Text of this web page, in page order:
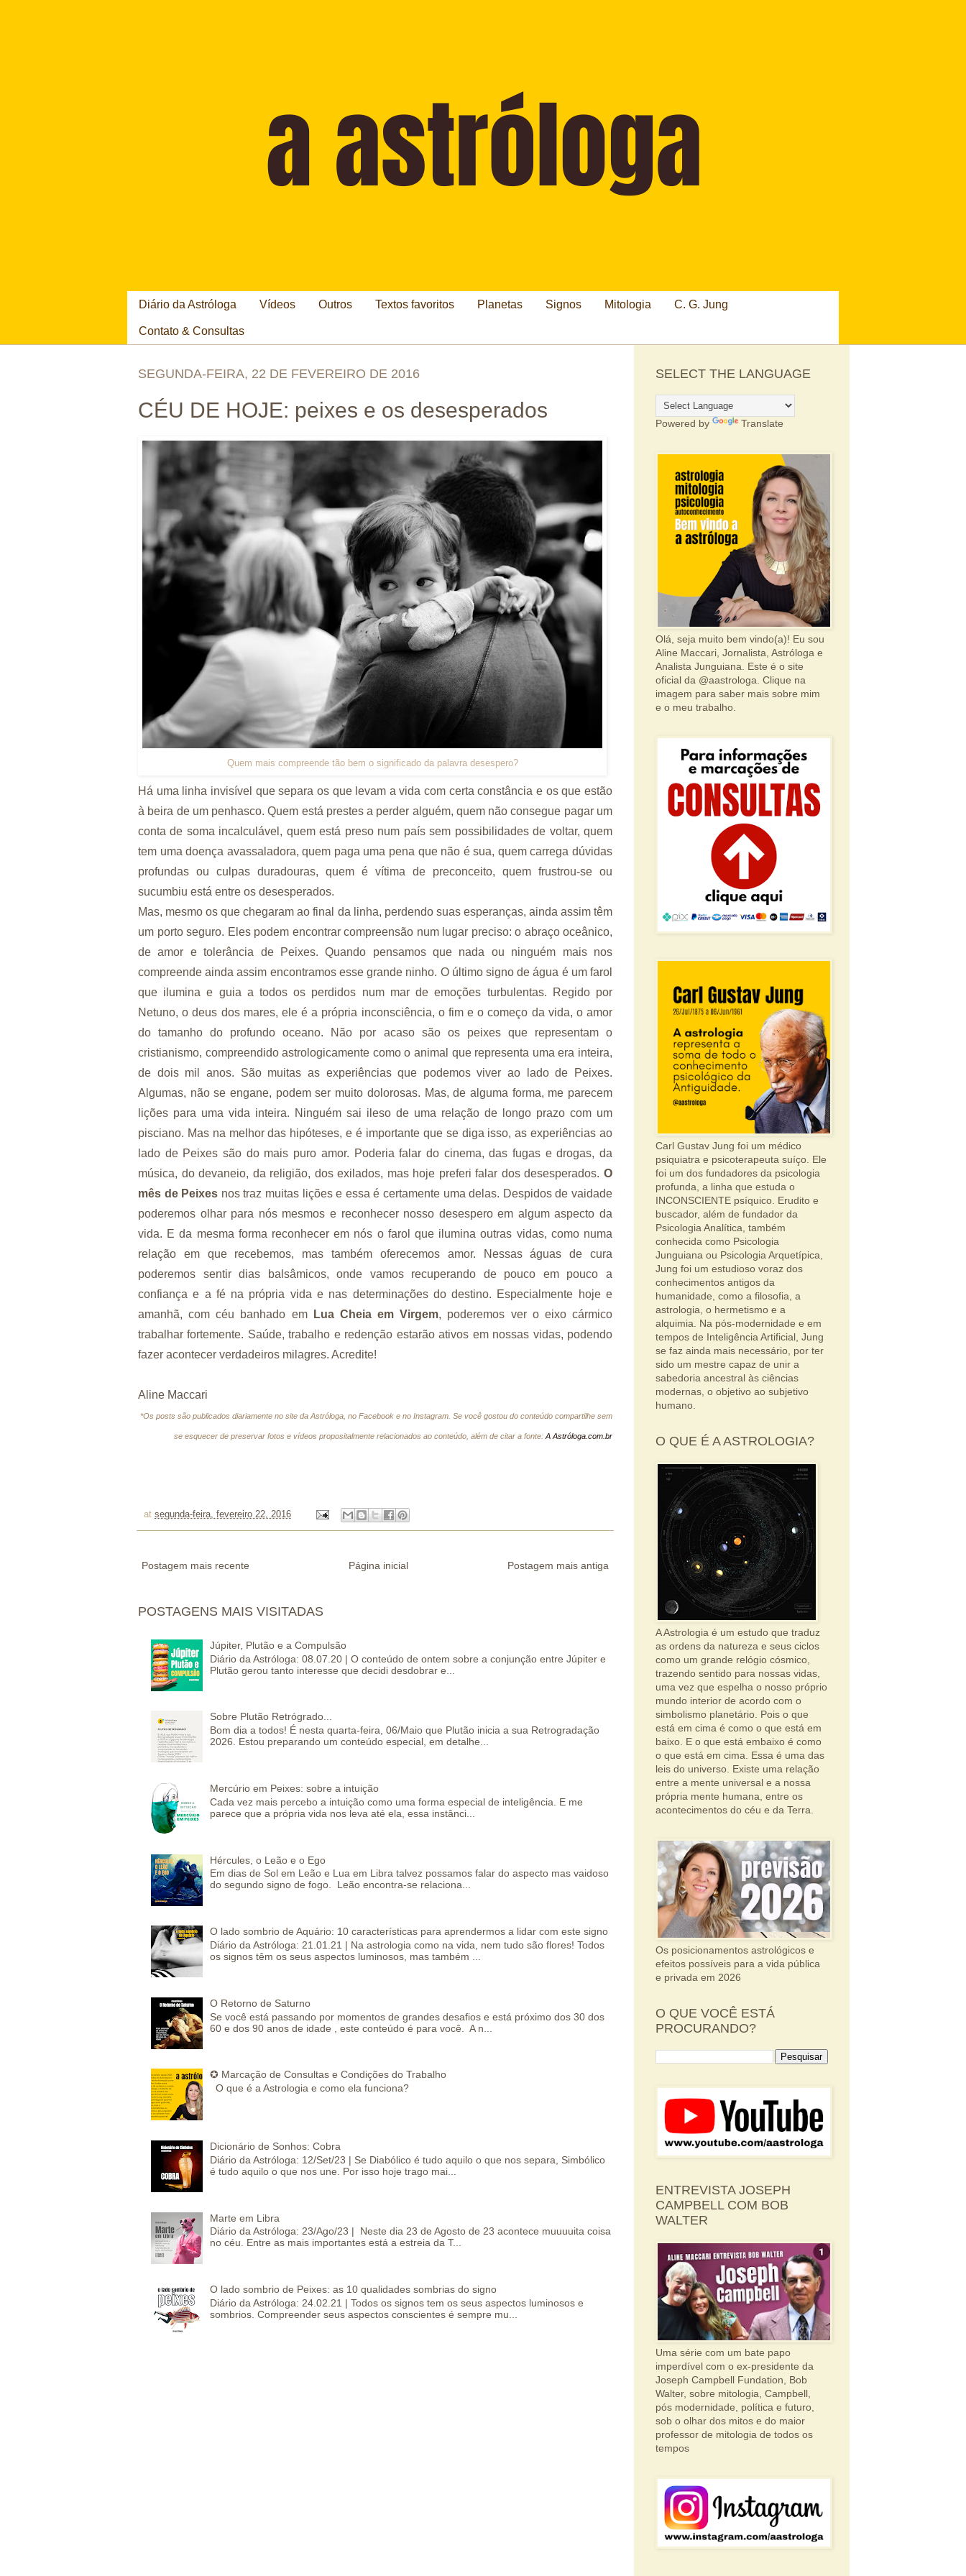
Diário da Astróloga Vídeos Outros Textos favoritos Planetas Signos Mitologia C. G. Jung
Contato & Consultas
SEGUNDA-FEIRA, 22 DE FEVEREIRO DE 2016
CÉU DE HOJE: peixes e os desesperados
Quem mais compreende tão bem o significado da palavra desespero?
Há uma linha invisível que separa os que levam a vida com certa constância e os que estão
à beira de um penhasco. Quem está prestes a perder alguém, quem não consegue pagar um
conta de soma incalculável, quem está preso num país sem possibilidades de voltar, quem
tem uma doença avassaladora, quem paga uma pena que não é sua, quem carrega dúvidas
profundas ou culpas duradouras, quem é vítima de preconceito, quem frustrou-se ou
sucumbiu está entre os desesperados.
Mas, mesmo os que chegaram ao final da linha, perdendo suas esperanças, ainda assim têm
um porto seguro. Eles podem encontrar compreensão num lugar preciso: o abraço oceânico,
de amor e tolerância de Peixes. Quando pensamos que nada ou ninguém mais nos
compreende ainda assim encontramos esse grande ninho. O último signo de água é um farol
que ilumina e guia a todos os perdidos num mar de emoções turbulentas. Regido por
Netuno, o deus dos mares, ele é a própria inconsciência, o fim e o começo da vida, o amor
do tamanho do profundo oceano. Não por acaso são os peixes que representam o
cristianismo, compreendido astrologicamente como o animal que representa uma era inteira,
de dois mil anos. São muitas as experiências que podemos viver ao lado de Peixes.
Algumas, não se engane, podem ser muito dolorosas. Mas, de alguma forma, me parecem
lições para uma vida inteira. Ninguém sai ileso de uma relação de longo prazo com um
pisciano. Mas na melhor das hipóteses, e é importante que se diga isso, as experiências ao
lado de Peixes são do mais puro amor. Poderia falar do cinema, das fugas e drogas, da
música, do devaneio, da religião, dos exilados, mas hoje preferi falar dos desesperados. O
mês de Peixes nos traz muitas lições e essa é certamente uma delas. Despidos de vaidade
poderemos olhar para nós mesmos e reconhecer nosso desespero em algum aspecto da
vida. E da mesma forma reconhecer em nós o farol que ilumina outras vidas, como numa
relação em que recebemos, mas também oferecemos amor. Nessas águas de cura
poderemos sentir dias balsâmicos, onde vamos recuperando de pouco em pouco a
confiança e a fé na própria vida e nas determinações do destino. Especialmente hoje e
amanhã, com céu banhado em
Lua Cheia em Virgem, poderemos ver o eixo cármico
trabalhar fortemente. Saúde, trabalho e redenção estarão ativos em nossas vidas, podendo
fazer acontecer verdadeiros milagres. Acredite!
Aline Maccari
*Os posts são publicados diariamente no site da Astróloga, no Facebook e no Instagram. Se você gostou do conteúdo compartilhe sem
se esquecer de preservar fotos e vídeos propositalmente relacionados ao conteúdo, além de citar a fonte: A Astróloga.com.br
at segunda-feira, fevereiro 22, 2016
Postagem mais recente Postagem mais antiga
Página inicial
POSTAGENS MAIS VISITADAS
Júpiter, Plutão e a Compulsão
Diário da Astróloga: 08.07.20 | O conteúdo de ontem sobre a conjunção entre Júpiter e
Plutão gerou tanto interesse que decidi desdobrar e...
Sobre Plutão Retrógrado...
Bom dia a todos! É nesta quarta-feira, 06/Maio que Plutão inicia a sua Retrogradação
2026. Estou preparando um conteúdo especial, em detalhe...
Mercúrio em Peixes: sobre a intuição
Cada vez mais percebo a intuição como uma forma especial de inteligência. E me
parece que a própria vida nos leva até ela, essa instânci...
Hércules, o Leão e o Ego
Em dias de Sol em Leão e Lua em Libra talvez possamos falar do aspecto mas vaidoso
do segundo signo de fogo. Leão encontra-se relaciona...
O lado sombrio de Aquário: 10 características para aprendermos a lidar com este signo
Diário da Astróloga: 21.01.21 | Na astrologia como na vida, nem tudo são flores! Todos
os signos têm os seus aspectos luminosos, mas também ...
O Retorno de Saturno
Se você está passando por momentos de grandes desafios e está próximo dos 30 dos
60 e dos 90 anos de idade , este conteúdo é para você. A n...
✪ Marcação de Consultas e Condições do Trabalho
O que é a Astrologia e como ela funciona?
Dicionário de Sonhos: Cobra
Diário da Astróloga: 12/Set/23 | Se Diabólico é tudo aquilo o que nos separa, Simbólico
é tudo aquilo o que nos une. Por isso hoje trago mai...
Marte em Libra
Diário da Astróloga: 23/Ago/23 | Neste dia 23 de Agosto de 23 acontece muuuuita coisa
no céu. Entre as mais importantes está a estreia da T...
O lado sombrio de Peixes: as 10 qualidades sombrias do signo
Diário da Astróloga: 24.02.21 | Todos os signos tem os seus aspectos luminosos e
sombrios. Compreender seus aspectos conscientes é sempre mu...
SELECT THE LANGUAGE
Powered by Translate
Olá, seja muito bem vindo(a)! Eu sou
Aline Maccari, Jornalista, Astróloga e
Analista Junguiana. Este é o site
oficial da @aastrologa. Clique na
imagem para saber mais sobre mim
e o meu trabalho.
Carl Gustav Jung foi um médico
psiquiatra e psicoterapeuta suíço. Ele
foi um dos fundadores da psicologia
profunda, a linha que estuda o
INCONSCIENTE psíquico. Erudito e
buscador, além de fundador da
Psicologia Analítica, também
conhecida como Psicologia
Junguiana ou Psicologia Arquetípica,
Jung foi um estudioso voraz dos
conhecimentos antigos da
humanidade, como a filosofia, a
astrologia, o hermetismo e a
alquimia. Na pós-modernidade e em
tempos de Inteligência Artificial, Jung
se faz ainda mais necessário, por ter
sido um mestre capaz de unir a
sabedoria ancestral às ciências
modernas, o objetivo ao subjetivo
humano.
O QUE É A ASTROLOGIA?
A Astrologia é um estudo que traduz
as ordens da natureza e seus ciclos
como um grande relógio cósmico,
trazendo sentido para nossas vidas,
uma vez que espelha o nosso próprio
mundo interior de acordo com o
simbolismo planetário. Pois o que
está em cima é como o que está em
baixo. E o que está embaixo é como
o que está em cima. Essa é uma das
leis do universo. Existe uma relação
entre a mente universal e a nossa
própria mente humana, entre os
acontecimentos do céu e da Terra.
Os posicionamentos astrológicos e
efeitos possíveis para a vida pública
e privada em 2026
O QUE VOCÊ ESTÁ
PROCURANDO?
ENTREVISTA JOSEPH
CAMPBELL COM BOB
WALTER
Uma série com um bate papo
imperdível com o ex-presidente da
Joseph Campbell Fundation, Bob
Walter, sobre mitologia, Campbell,
pós modernidade, política e futuro,
sob o olhar dos mitos e do maior
professor de mitologia de todos os
tempos